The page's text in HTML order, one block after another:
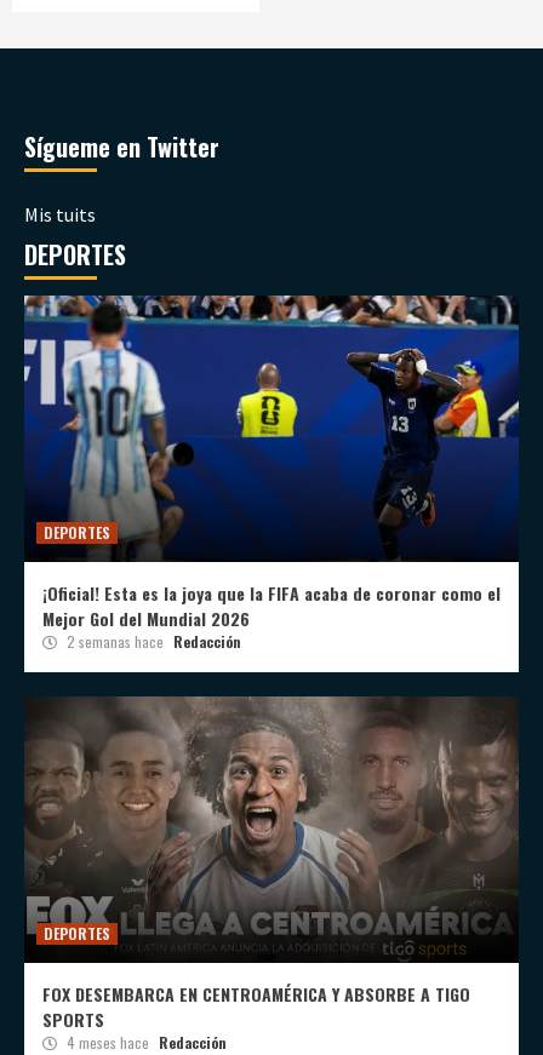
Sígueme en Twitter
Mis tuits
DEPORTES
DEPORTES
¡Oficial! Esta es la joya que la FIFA acaba de coronar como el
Mejor Gol del Mundial 2026
2 semanas hace Redacción
DEPORTES
FOX DESEMBARCA EN CENTROAMÉRICA Y ABSORBE A TIGO
SPORTS
4 meses hace Redacción